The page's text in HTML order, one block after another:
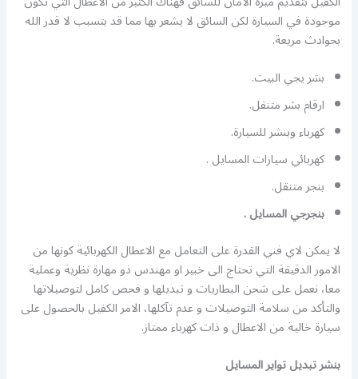
موجودة في السيارة لكن السائق لا يشعر بها مما قد بتسبب لا قدر الله
بحوادث مريعة.
بشر يجي البيت.
ارقام بشر متنقل.
كهرباء وبنشر للسيارة.
كهربائي سيارات المسايل .
بنجر متنقل.
بنجرجي المسايل .
لا يمكن لاي فني القدرة على التعامل مع الاعطال الكهربائية كونها من
الامور الدقيقة التي تحتاج الى خبير او مهندس ذو مهارة نظرية وعملية
معا، نعمل على شحن البطاريات و تبديلها و فحص كامل لتوصيلاتها
والتأكد من سلامة التوصيلات و عدم تآكلها، الامر الكفيل بالحصول على
سيارة خالية من الاعطال و ذات كهرباء ممتاز.
بنشر تبديل تواير المسايل